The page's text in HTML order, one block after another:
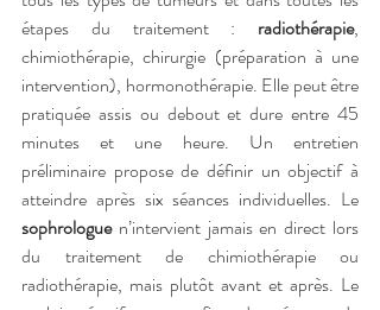
étapes du traitement : radiothérapie,
chimiothérapie, chirurgie (préparation à une
intervention), hormonothérapie. Elle peut être
pratiquée assis ou debout et dure entre 45
minutes et une heure. Un entretien
préliminaire propose de définir un objectif à
sophrologue n’intervient jamais en direct lors
du traitement de chimiothérapie ou
radiothérapie, mais plutôt avant et après. Le